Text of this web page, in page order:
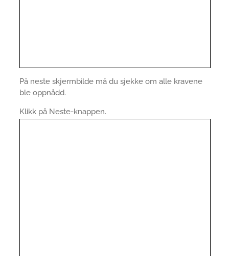
På neste skjermbilde må du sjekke om alle kravene
ble oppnådd.
Klikk på Neste-knappen.